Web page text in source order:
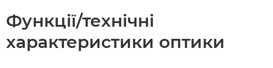
Функції/технічні
характеристики оптики